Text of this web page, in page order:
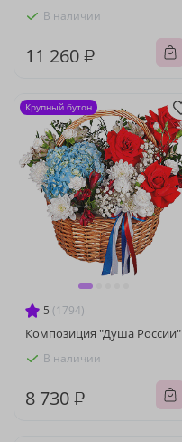
В наличии
11 260 ₽
5 (1794)
Композиция "Душа России"
В наличии
8 730 ₽
Крупный бутон